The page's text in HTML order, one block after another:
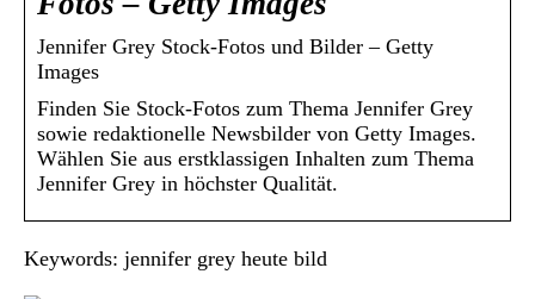
Jennifer Grey Stock-Fotos und Bilder – Getty
Images
Finden Sie Stock-Fotos zum Thema Jennifer Grey
sowie redaktionelle Newsbilder von Getty Images.
Wählen Sie aus erstklassigen Inhalten zum Thema
Jennifer Grey in höchster Qualität.
Keywords: jennifer grey heute bild